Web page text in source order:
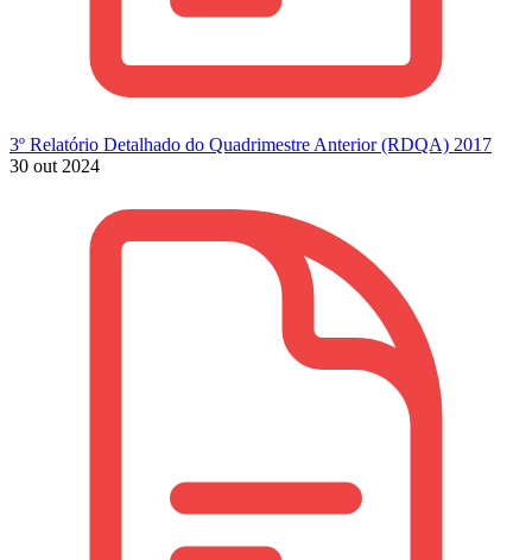
3º Relatório Detalhado do Quadrimestre Anterior (RDQA) 2017
30 out 2024